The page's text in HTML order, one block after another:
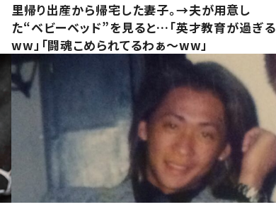
里帰り出産から帰宅した妻子。→夫が用意し
た“ベビーベッド”を見ると…「英才教育が過ぎる
ww」「闘魂こめられてるわぁ～ww」